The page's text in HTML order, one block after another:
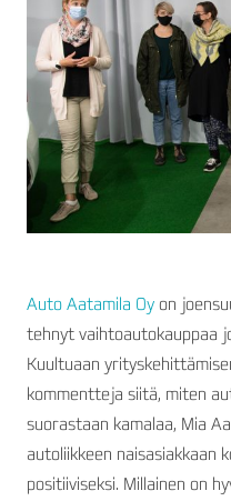
Auto Aatamila Oy on
tehnyt vaihtoautokauppaa
Kuultuaan
kommentteja siitä, miten
suorastaan kamalaa, Mia
autoliikkeen naisasiakkaan
positiiviseksi. Millainen on